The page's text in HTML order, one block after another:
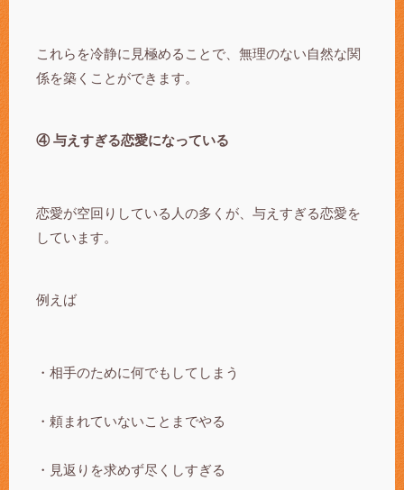
これらを冷静に見極めることで、無理のない自然な関
係を築くことができます。
④ 与えすぎる恋愛になっている
恋愛が空回りしている人の多くが、与えすぎる恋愛を
しています。
例えば
・相手のために何でもしてしまう
・頼まれていないことまでやる
・見返りを求めず尽くしすぎる